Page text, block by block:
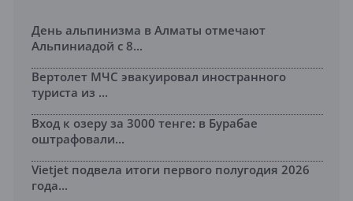
День альпинизма в Алматы отмечают
Альпиниадой с 8...
Вертолет МЧС эвакуировал иностранного
туриста из ...
Вход к озеру за 3000 тенге: в Бурабае
оштрафовали...
Vietjet подвела итоги первого полугодия 2026
года...